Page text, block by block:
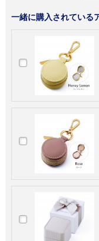
一緒に購入されている